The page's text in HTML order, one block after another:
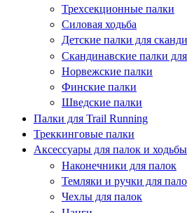
Трехсекционные палки
Силовая ходьба
Детские палки для
Скандинавские палки
Норвежские палки
Финские палки
Шведские палки
Палки для Trail Running
Треккинговые палки
Аксессуары для палок и ходьбы
Наконечники для палок
Темляки и ручки для
Чехлы для палок